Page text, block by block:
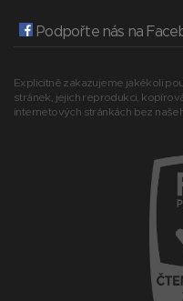
Podpořte nás na
Explicitně zakazujeme jakékoli
stránek, jejich reprodukci,
internetových stránkách bez